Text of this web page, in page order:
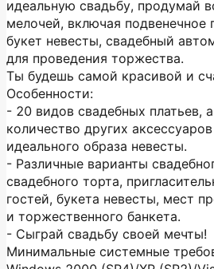
идеальную свадьбу, продумай
мелочей, включая подвенечное
букет невесты, свадебный
для проведения торжества.
Ты будешь самой красивой и
Особенности:
- 20 видов свадебных платьев,
количество других
идеального образа невесты.
- Различные варианты
свадебного торта,
гостей, букета невесты, мест
и торжественного банкета.
- Сыграй свадьбу своей мечты!
Минимальные системные